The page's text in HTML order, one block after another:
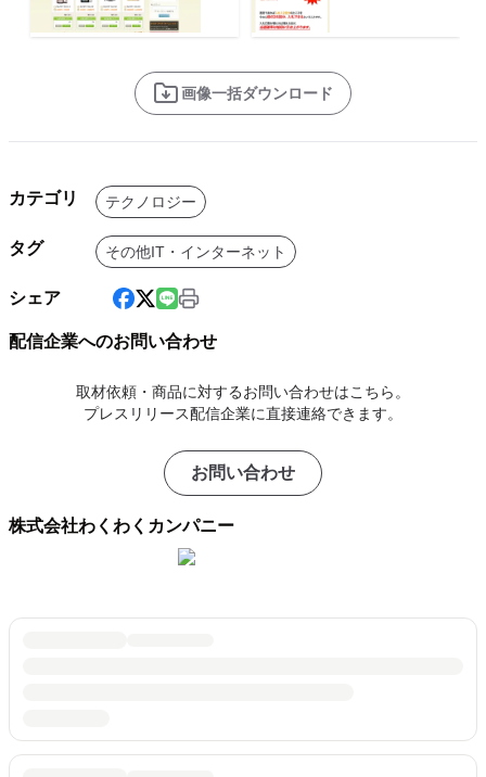
画像一括ダウンロード
カテゴリ テクノロジー
タグ その他IT・インターネット
シェア
配信企業へのお問い合わせ
取材依頼・商品に対するお問い合わせはこちら。
プレスリリース配信企業に直接連絡できます。
お問い合わせ
株式会社わくわくカンパニー